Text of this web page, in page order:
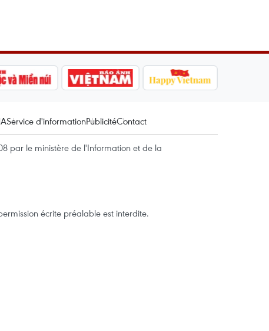
Service d'informationPublicitéContact
par le ministère de l'Information et de la
écrite préalable est interdite.